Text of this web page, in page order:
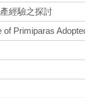
經驗之探討
Primiparas